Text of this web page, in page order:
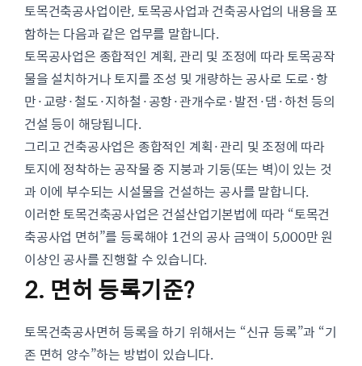
토목건축공사업이란, 토목공사업과 건축공사업의 내용을 포
함하는 다음과 같은 업무를 말합니다.
토목공사업은 종합적인 계획, 관리 및 조정에 따라 토목공작
물을 설치하거나 토지를 조성 및 개량하는 공사로 도로·항
만·교량·철도·지하철·공항·관개수로·발전·댐·하천 등의
건설 등이 해당됩니다.
그리고 건축공사업은 종합적인 계획·관리 및 조정에 따라
토지에 정착하는 공작물 중 지붕과 기둥(또는 벽)이 있는 것
과 이에 부수되는 시설물을 건설하는 공사를 말합니다.
이러한 토목건축공사업은 건설산업기본법에 따라 “토목건
축공사업 면허”를 등록해야 1건의 공사 금액이 5,000만 원
이상인 공사를 진행할 수 있습니다.
2. 면허 등록기준?
토목건축공사면허 등록을 하기 위해서는 “신규 등록”과 “기
존 면허 양수”하는 방법이 있습니다.